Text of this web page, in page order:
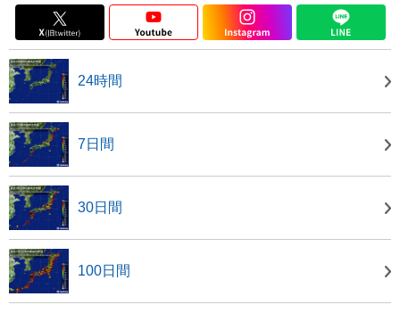
24時間
7日間
30日間
100日間